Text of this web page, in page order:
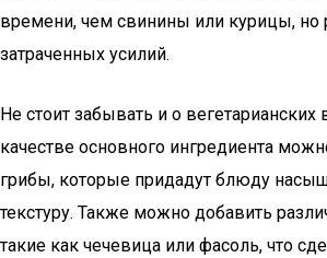
времени, чем свинины или курицы, но
затраченных усилий.
Не стоит забывать и о вегетарианских
качестве основного ингредиента
грибы, которые придадут блюду
текстуру. Также можно добавить
такие как чечевица или фасоль, что